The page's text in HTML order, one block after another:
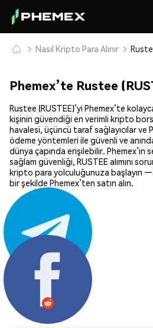
Nasıl Kripto Para Alınır
Phemex’te Rustee
Rustee (RUSTEE)’yi Phemex’te
kişinin güvendiği en verimli kripto
havalesi, üçüncü taraf sağlayıcılar ve
ödeme yöntemleri ile güvenli ve
dünya çapında erişilebilir. Phemex’in
sağlam güvenliği, RUSTEE alımını
kripto para yolculuğunuza başlayın —
bir şekilde Phemex’ten satın alın.
Paylaş: